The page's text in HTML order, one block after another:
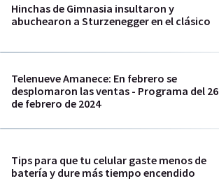
Hinchas de Gimnasia insultaron y
abuchearon a Sturzenegger en el clásico
Telenueve Amanece: En febrero se
desplomaron las ventas - Programa del 26
de febrero de 2024
Tips para que tu celular gaste menos de
batería y dure más tiempo encendido